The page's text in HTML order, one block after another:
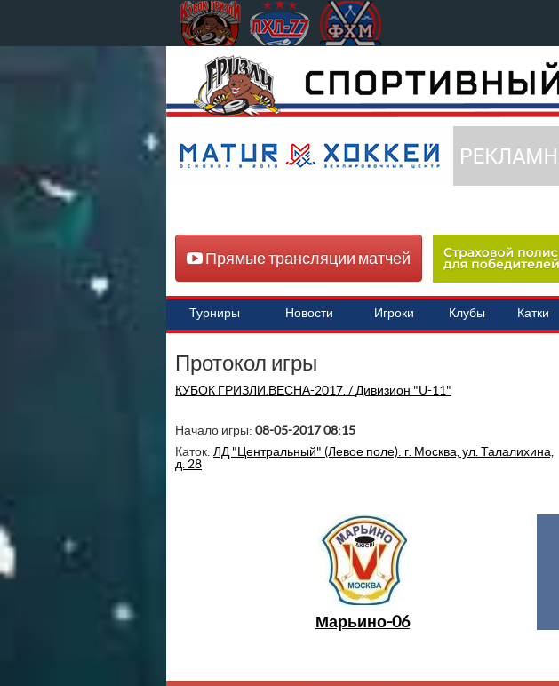
Прямые трансляции матчей
Турниры Новости Игроки Клубы Катки
Протокол игры
КУБОК ГРИЗЛИ.ВЕСНА-2017. / Дивизион "U-11"
Начало игры: 08-05-2017 08:15
Каток: ЛД "Центральный" (Левое поле): г. Москва, ул. Талалихина,
д. 28
Марьино-06